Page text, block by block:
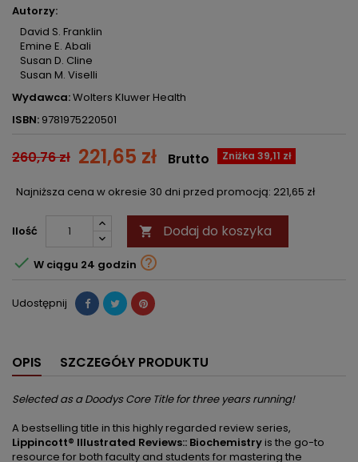
Autorzy:
David S. Franklin
Emine E. Abali
Susan D. Cline
Susan M. Viselli
Wydawca:Wolters Kluwer Health
ISBN: 9781975220501
260,76 zł 221,65 zł Zniżka 39,11 zł
Brutto
Najniższa cena w okresie 30 dni przed promocją: 221,65 zł
Ilość  Dodaj do koszyka
 W ciągu 24 godzin 
Udostępnij
OPIS SZCZEGÓŁY PRODUKTU
Sel‎ected as a Doodys Core Title for three years running!
A bestselling title in this highly regarded review series,
Lippincott® Illustrated Reviews:: Biochemistryis the go-to
resource for both faculty and students for mastering the